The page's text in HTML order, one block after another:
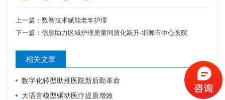
上一篇： 数智技术赋能老年护理
下一篇： 信息助力区域护理质量同质化跃升-邯郸市中心医院
相关文章
数字化转型助推医院新后勤革命
大语言模型驱动医疗提质增效